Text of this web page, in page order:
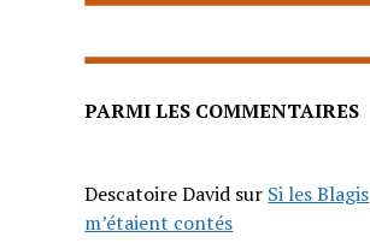
PARMI LES COMMENTAIRES
Descatoire David sur Si les Blagis
m’étaient contés